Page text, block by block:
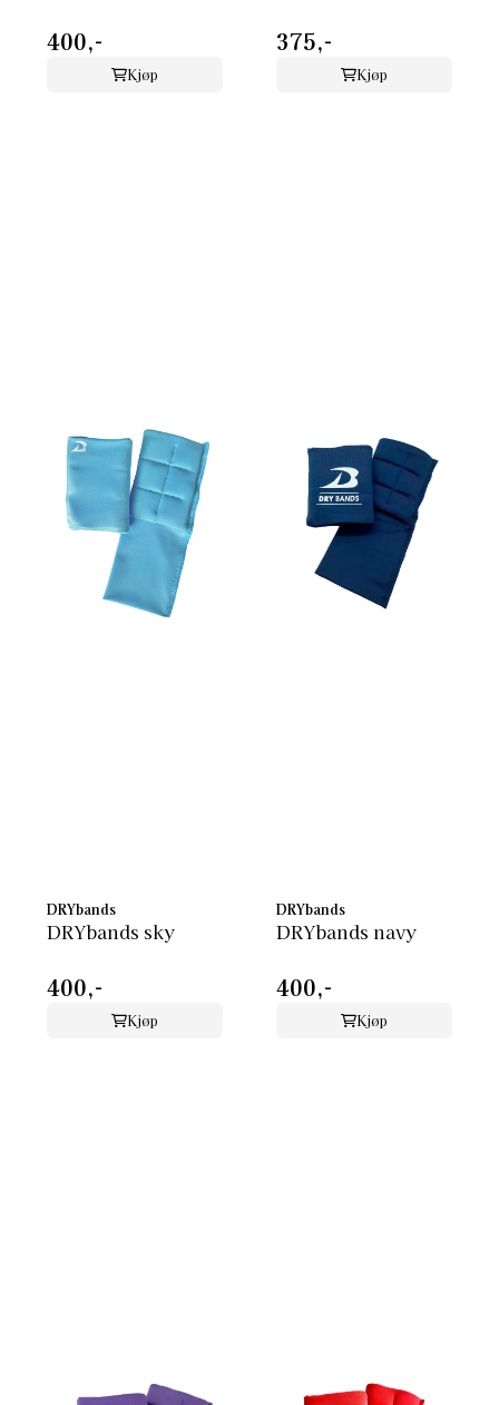
400,-
Kjøp
375,-
Kjøp
DRYbands
DRYbands sky
400,-
Kjøp
DRYbands
DRYbands navy
400,-
Kjøp